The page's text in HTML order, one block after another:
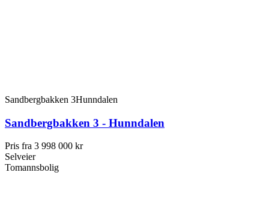
Sandbergbakken 3Hunndalen
Sandbergbakken 3 - Hunndalen
Pris fra 3 998 000 kr
Selveier
Tomannsbolig